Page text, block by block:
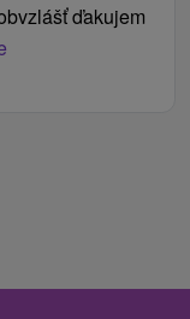
ďakujem